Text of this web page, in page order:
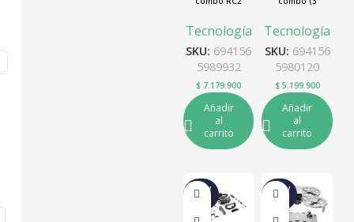
Tecnología
SKU: 694156
5989932
$ 7.179.900
Añadir
al
carrito
Tecnología
SKU: 694156
5980120
$5.199.900
Añadir
al
carrito
NUEV
O
NUEV
O